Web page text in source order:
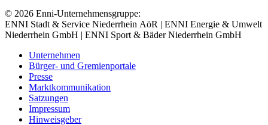
© 2026 Enni-Unternehmensgruppe:
ENNI Stadt & Service Niederrhein AöR | ENNI Energie & Umwelt
Niederrhein GmbH | ENNI Sport & Bäder Niederrhein GmbH
Unternehmen
Bürger- und Gremienportale
Presse
Marktkommunikation
Satzungen
Impressum
Hinweisgeber